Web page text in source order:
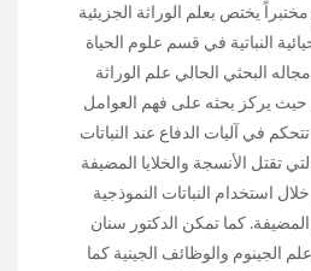
يختص بعلم الوراثة الجزيئية
النباتية في قسم علوم الحياة
البحثي الحالي علم الوراثة
حيث يركز بحثه على فهم العوامل
في آليات الدفاع عند النباتات
تقتل الأنسجة والخلايا المضيفة
استخدام النباتات النموذجية
كما تمكن الدكتور سنان
الجينوم والوظائف الجينية كما